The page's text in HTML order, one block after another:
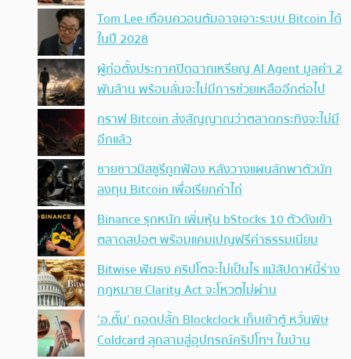
Tom Lee เตือนควอนตัมอาจเจาะระบบ Bitcoin ได้
ในปี 2028
ผู้ก่อตั้งประกาศปิดฉากเหรียญ AI Agent มูลค่า 2
พันล้าน พร้อมลั่นจะไม่มีการช่วยเหลืออีกต่อไป
กราฟ Bitcoin ส่งสัญญาณว่าตลาดกระทิงจะไม่มี
อีกแล้ว
ชายชาวมิสซูรีถูกฟ้อง หลังวางแผนลักพาตัวนัก
ลงทุน Bitcoin เพื่อเรียกค่าไถ่
Binance รุกหนัก เพิ่มหุ้น bStocks 10 ตัวดังเข้า
ตลาดสปอต พร้อมแคมเปญฟรีค่าธรรมเนียม
Bitwise ฟันธง คริปโตจะไม่เป็นไร แม้สัปดาห์นี้ร่าง
กฎหมาย Clarity Act จะโหวตไม่ผ่าน
‘อ.ตั๊ม’ ถอดปลั้ก Blockclock เก็บเข้าตู้ หวั่นพิษ
Coldcard ลุกลามสู่อุปกรณ์คริปโทฯ ในบ้าน